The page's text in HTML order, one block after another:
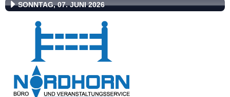
SONNTAG, 07. JUNI 2026